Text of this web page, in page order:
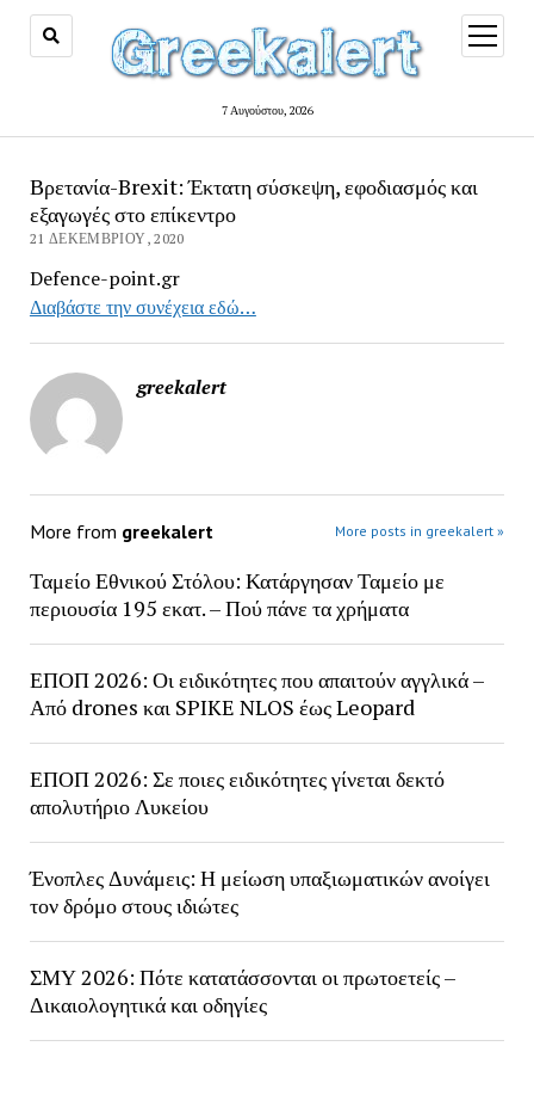
7 Αυγούστου, 2026
open
menu
Βρετανία-Brexit: Έκτατη σύσκεψη, εφοδιασμός και
εξαγωγές στο επίκεντρο
21 ΔΕΚΕΜΒΡΊΟΥ, 2020
Defence-point.gr
Διαβάστε την συνέχεια εδώ…
greekalert
More from greekalert More posts in greekalert »
Ταμείο Εθνικού Στόλου: Κατάργησαν Ταμείο με
περιουσία 195 εκατ. – Πού πάνε τα χρήματα
ΕΠΟΠ 2026: Οι ειδικότητες που απαιτούν αγγλικά –
Από drones και SPIKE NLOS έως Leopard
ΕΠΟΠ 2026: Σε ποιες ειδικότητες γίνεται δεκτό
απολυτήριο Λυκείου
Ένοπλες Δυνάμεις: Η μείωση υπαξιωματικών ανοίγει
τον δρόμο στους ιδιώτες
ΣΜΥ 2026: Πότε κατατάσσονται οι πρωτοετείς –
Δικαιολογητικά και οδηγίες